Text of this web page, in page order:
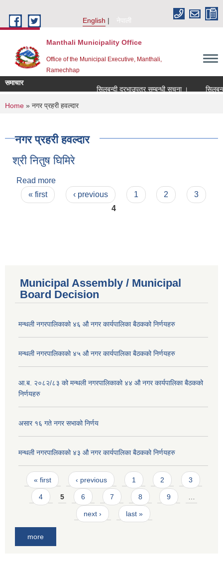
English
नेपाली
Manthali Municipality Office
Office of the Municipal Executive, Manthali,
Ramechhap
समाचार
सिलबन्दी दरभाउपत्र सम्बन्धी सूचना ।
सिलबन्दी
You are here
Home » नगर प्रहरी हवल्दार
नगर प्रहरी हवल्दार
श्री नितुष घिमिरे
Read more
Pages
« first ‹ previous 1 2
3
4
Municipal Assembly / Municipal
Board Decision
मन्थली नगरपालिकाको ४६ औ नगर कार्यपालिका बैठकको निर्णयहरु
मन्थली नगरपालिकाको ४५ औ नगर कार्यपालिका बैठकको निर्णयहरु
आ.ब. २०८२/८३ को मन्थली नगरपालिकाको ४४ औ नगर कार्यपालिका बैठकको
निर्णयहरु
असार १६ गते नगर सभाको निर्णय
मन्थली नगरपालिकाको ४३ औ नगर कार्यपालिका बैठकको निर्णयहरु
Pages
« first ‹ previous 1 2 3
4 5 6 7 8 9
next › last »
more